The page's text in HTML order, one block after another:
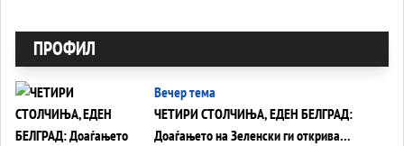
ПРОФИЛ
Вечер тема
ЧЕТИРИ СТОЛЧИЊА, ЕДЕН БЕЛГРАД:
Доаѓањето на Зеленски ги открива